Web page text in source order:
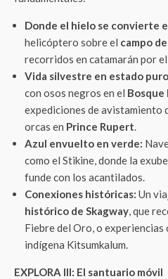
Donde el hielo se convierte
helicóptero sobre el campo
recorridos en catamarán por
Vida silvestre en estado
con osos negros en el Bosque
expediciones de avistamiento
orcas en Prince Rupert.
Azul envuelto en verde:
como el Stikine, donde la
funde con los acantilados.
Conexiones históricas: Un
histórico de Skagway, que
Fiebre del Oro, o
indígena Kitsumkalum.
EXPLORA III: El santuario móvil